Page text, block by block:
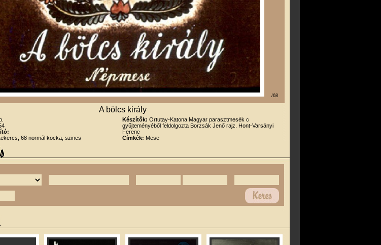
/68
A bölcs király
68 normál kocka, szines
Készítők: Ortutay-Katona Magyar parasztmesék c
gyűjteményéből feldolgozta Borzsák Jenő rajz. Hont-Varsányi
Ferenc
Címkék: Mese